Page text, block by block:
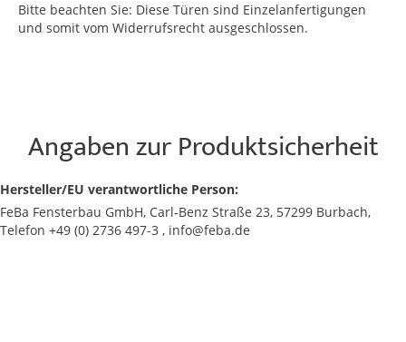
Bitte beachten Sie: Diese Türen sind Einzelanfertigungen
und somit vom Widerrufsrecht ausgeschlossen.
Angaben zur Produktsicherheit
Hersteller/EU verantwortliche Person:
FeBa Fensterbau GmbH, Carl-Benz Straße 23, 57299 Burbach,
Telefon +49 (0) 2736 497-3 , info@feba.de